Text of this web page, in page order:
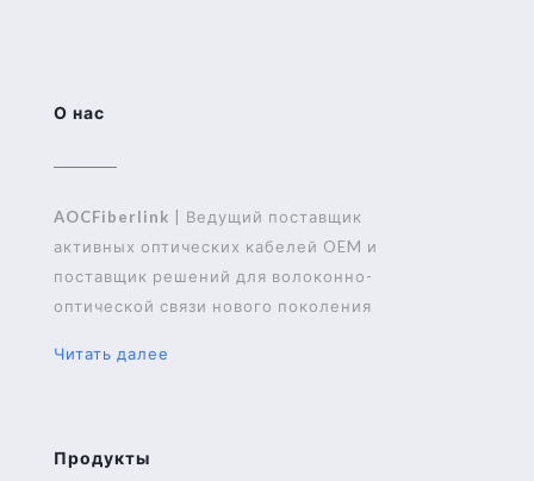
О нас
AOCFiberlink | Ведущий поставщик
активных оптических кабелей OEM и
поставщик решений для волоконно-
оптической связи нового поколения
Читать далее
Продукты